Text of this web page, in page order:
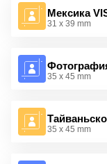
Мексика
31 x 39 mm
35 x 45 mm
35 x 45 mm